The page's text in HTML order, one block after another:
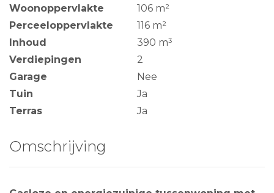
Woonoppervlakte
106 m²
Perceeloppervlakte
116 m²
Inhoud
390 m³
Verdiepingen
2
Garage
Nee
Tuin
Ja
Terras
Ja
Omschrijving